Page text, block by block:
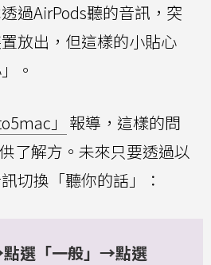
過AirPods聽的音訊，突
放出，但這樣的小貼心
。
」 報導，這樣的問
了解方。未來只要透過以
切換「聽你的話」：
選「一般」→點選